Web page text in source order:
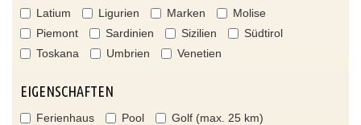
Latium
Ligurien Marken
Molise
Piemont
Sardinien Sizilien
Südtirol
Toskana
Umbrien Venetien
EIGENSCHAFTEN
Ferienhaus Pool
Golf (max. 25 km)